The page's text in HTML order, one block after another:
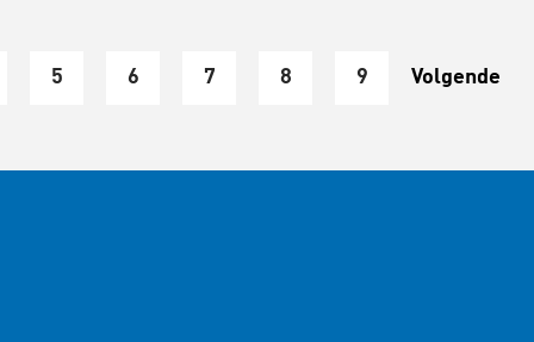
5 6 7 8 9 Volgende